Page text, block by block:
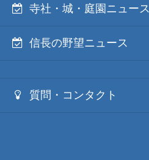
寺社・城・庭園ニュース
信長の野望ニュース
質問・コンタクト